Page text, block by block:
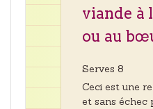
viande à
ou au
Serves 8
Ceci est une
et sans échec